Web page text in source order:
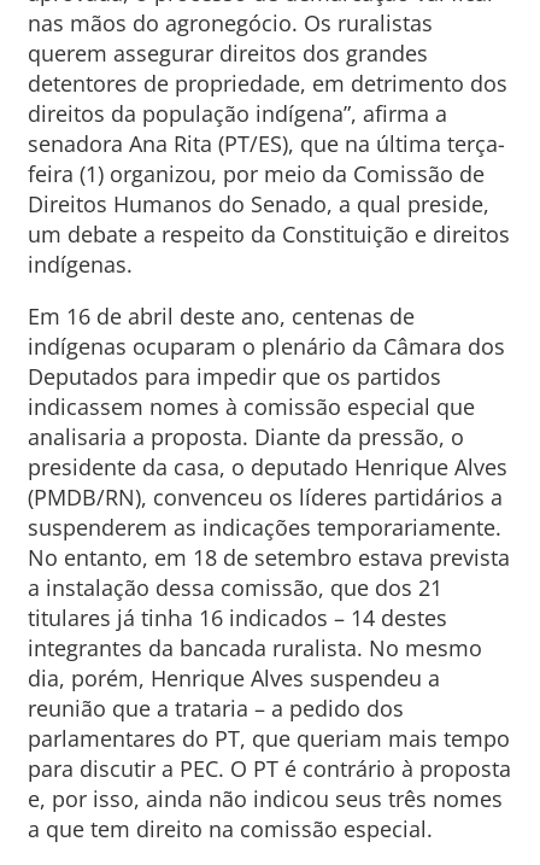
nas mãos do agronegócio. Os ruralistas
querem assegurar direitos dos grandes
detentores de propriedade, em detrimento dos
direitos da população indígena”, afirma a
senadora Ana Rita (PT/ES), que na última terça-
feira (1) organizou, por meio da Comissão de
Direitos Humanos do Senado, a qual preside,
um debate a respeito da Constituição e direitos
indígenas.
Em 16 de abril deste ano, centenas de
indígenas ocuparam o plenário da Câmara dos
Deputados para impedir que os partidos
indicassem nomes à comissão especial que
analisaria a proposta. Diante da pressão, o
presidente da casa, o deputado Henrique Alves
(PMDB/RN), convenceu os líderes partidários a
suspenderem as indicações temporariamente.
No entanto, em 18 de setembro estava prevista
a instalação dessa comissão, que dos 21
titulares já tinha 16 indicados – 14 destes
integrantes da bancada ruralista. No mesmo
dia, porém, Henrique Alves suspendeu a
reunião que a trataria – a pedido dos
parlamentares do PT, que queriam mais tempo
para discutir a PEC. O PT é contrário à proposta
e, por isso, ainda não indicou seus três nomes
a que tem direito na comissão especial.